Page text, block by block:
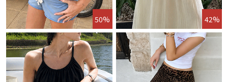
50% 42%